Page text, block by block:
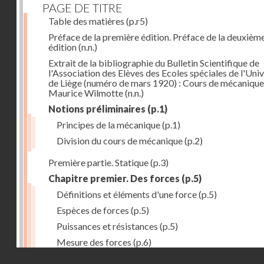
PAGE DE TITRE
Table des matières (p.r5)
Préface de la première édition. Préface de la
édition(n.n.)
Extrait de la bibliographie du Bulletin Scientifique de
l'Association des Elèves des Ecoles spéciales de
de Liège (numéro de mars 1920) : Cours de
Maurice Wilmotte(n.n.)
Notions préliminaires (p.1)
Principes de la mécanique(p.1)
Division du cours de mécanique(p.2)
Première partie. Statique(p.3)
Chapitre premier. Des forces (p.5)
Définitions et éléments d'une force(p.5)
Espèces de forces (p.5)
Puissances et résistances (p.5)
Mesure des forces (p.6)